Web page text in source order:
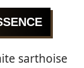
sarthoise